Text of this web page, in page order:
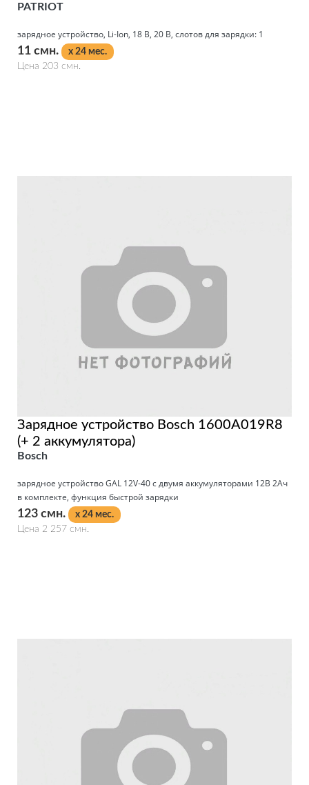
PATRIOT
зарядное устройство, Li-Ion, 18 В, 20 В, слотов для зарядки: 1
11 смн.
x 24 мес.
Цена 203 смн.
Зарядное устройство Bosch 1600A019R8
(+ 2 аккумулятора)
Bosch
зарядное устройство GAL 12V-40 с двумя аккумуляторами 12В 2Ач
в комплекте, функция быстрой зарядки
123 смн.
x 24 мес.
Цена 2 257 смн.